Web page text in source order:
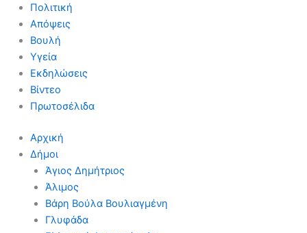
Πολιτική
Απόψεις
Βουλή
Υγεία
Εκδηλώσεις
Βίντεο
Πρωτοσέλιδα
Αρχική
Δήμοι
Άγιος Δημήτριος
Άλιμος
Βάρη Βούλα Βουλιαγμένη
Γλυφάδα